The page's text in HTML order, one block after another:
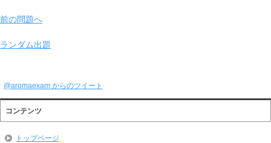
前の問題へ
ランダム出題
@aromaexam からのツイート
コンテンツ
トップページ